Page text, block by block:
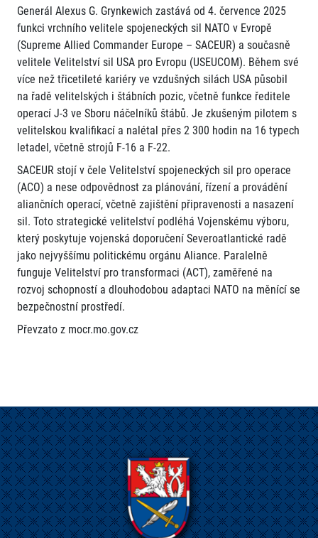
Generál Alexus G. Grynkewich zastává od 4. července 2025
funkci vrchního velitele spojeneckých sil NATO v Evropě
(Supreme Allied Commander Europe – SACEUR) a současně
velitele Velitelství sil USA pro Evropu (USEUCOM). Během své
více než třicetileté kariéry ve vzdušných silách USA působil
na řadě velitelských i štábních pozic, včetně funkce ředitele
operací J-3 ve Sboru náčelníků štábů. Je zkušeným pilotem s
velitelskou kvalifikací a nalétal přes 2 300 hodin na 16 typech
letadel, včetně strojů F-16 a F-22.
SACEUR stojí v čele Velitelství spojeneckých sil pro operace
(ACO) a nese odpovědnost za plánování, řízení a provádění
aliančních operací, včetně zajištění připravenosti a nasazení
sil. Toto strategické velitelství podléhá Vojenskému výboru,
který poskytuje vojenská doporučení Severoatlantické radě
jako nejvyššímu politickému orgánu Aliance. Paralelně
funguje Velitelství pro transformaci (ACT), zaměřené na
rozvoj schopností a dlouhodobou adaptaci NATO na měnící se
bezpečnostní prostředí.
Převzato z mocr.mo.gov.cz